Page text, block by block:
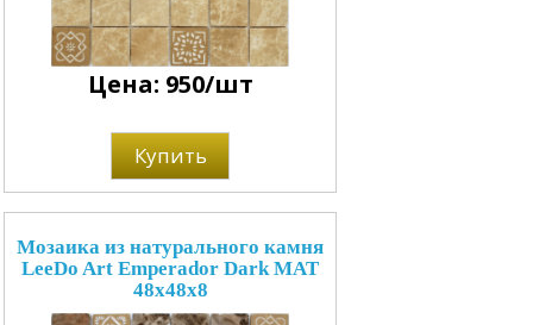
Цена: 950/шт
Купить
Мозаика из натурального камня
LeeDo Art Emperador Dark MAT
48x48x8